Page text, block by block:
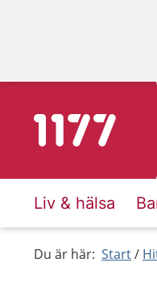
Till startsidan för
Liv & hälsa
Du är här: Start